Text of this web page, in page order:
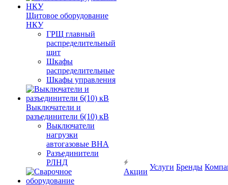
Щитовое оборудование
НКУ
ГРЩ главный
распределительный
щит
Шкафы
распределительные
Шкафы управления
Выключатели и
разъединители 6(10) кВ
Выключатели
нагрузки
автогазовые ВНА
Разъединители
РЛНД
Акции
Услуги Бренды